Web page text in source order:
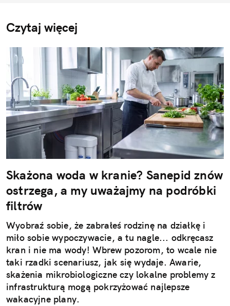
Czytaj więcej
Skażona woda w kranie? Sanepid znów
ostrzega, a my uważajmy na podróbki
filtrów
Wyobraź sobie, że zabrałeś rodzinę na działkę i
miło sobie wypoczywacie, a tu nagle... odkręcasz
kran i nie ma wody! Wbrew pozorom, to wcale nie
taki rzadki scenariusz, jak się wydaje. Awarie,
skażenia mikrobiologiczne czy lokalne problemy z
infrastrukturą mogą pokrzyżować najlepsze
wakacyjne plany.